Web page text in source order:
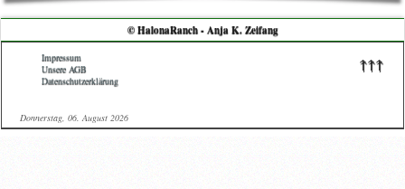
© HalonaRanch - Anja K. Zeifang
↑↑↑
Impressum
Unsere AGB
Datenschutzerklärung
Donnerstag, 06. August 2026